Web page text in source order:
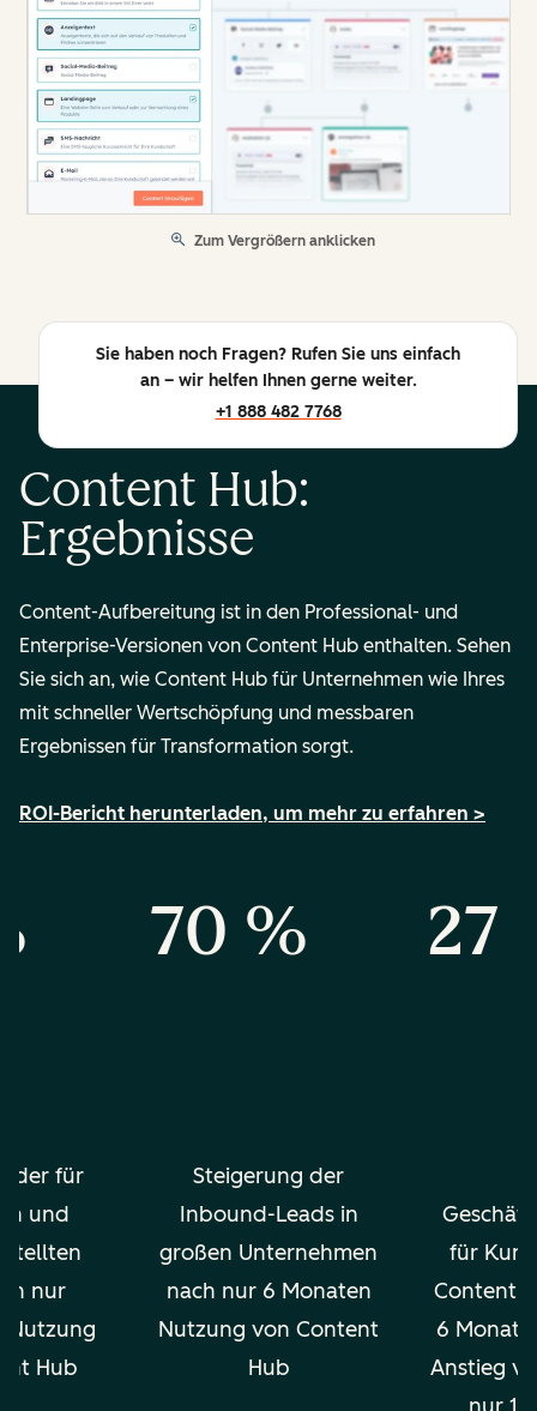
Zum Vergrößern anklicken
Sie haben noch Fragen? Rufen Sie uns einfach
an – wir helfen Ihnen gerne weiter.
+1 888 482 7768
der für
und
nur
Nutzung
Hub
70 %
Steigerung der
Inbound-Leads in
großen Unternehmen
nach nur 6 Monaten
Nutzung von Content
Hub
27
für
Content
6
Anstieg
nur
Content Hub:
Ergebnisse
Content-Aufbereitung ist in den Professional- und
Enterprise-Versionen von Content Hub enthalten. Sehen
Sie sich an, wie Content Hub für Unternehmen wie Ihres
mit schneller Wertschöpfung und messbaren
Ergebnissen für Transformation sorgt.
ROI-Bericht herunterladen, um mehr zu erfahren >